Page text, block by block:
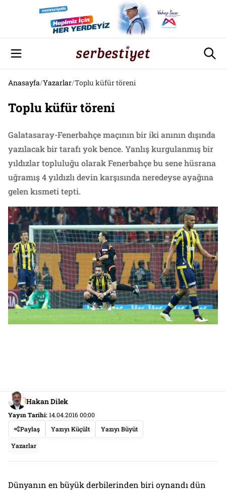
Anasayfa/Yazarlar/Toplu küfür töreni
Toplu küfür töreni
Galatasaray-Fenerbahçe maçının bir iki anının dışında
yazılacak bir tarafı yok bence. Yanlış kurgulanmış bir
yıldızlar topluluğu olarak Fenerbahçe bu sene hüsrana
uğramış 4 yıldızlı devin karşısında neredeyse ayağına
gelen kısmeti tepti.
Hakan Dilek
Yayın Tarihi:14.04.2016 00:00
Paylaş
Yazıyı Küçült Yazıyı Büyüt
Yazarlar
Dünyanın en büyük derbilerinden biri oynandı dün